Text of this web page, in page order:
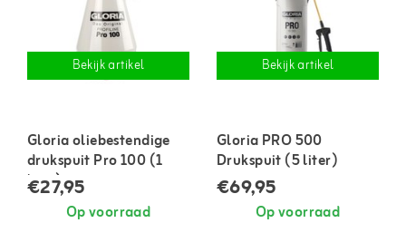
Bekijk artikel
Gloria oliebestendige
drukspuit Pro 100 (1
liter)
€27,95
Op voorraad
Bekijk artikel
Gloria PRO 500
Drukspuit (5 liter)
€69,95
Op voorraad